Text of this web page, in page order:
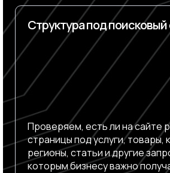
Структура под
Проверяем, есть ли на сайте
страницы под услуги, товары,
регионы, статьи и другие
которым бизнесу важно